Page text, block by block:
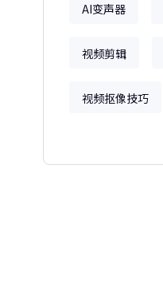
AI变声器
视频剪辑
视频抠像技巧